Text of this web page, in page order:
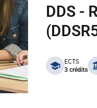
DDS -
benefits
ECTS
3 crédits